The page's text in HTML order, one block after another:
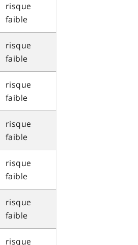
risque
faible
risque
faible
risque
faible
risque
faible
risque
faible
risque
faible
risque